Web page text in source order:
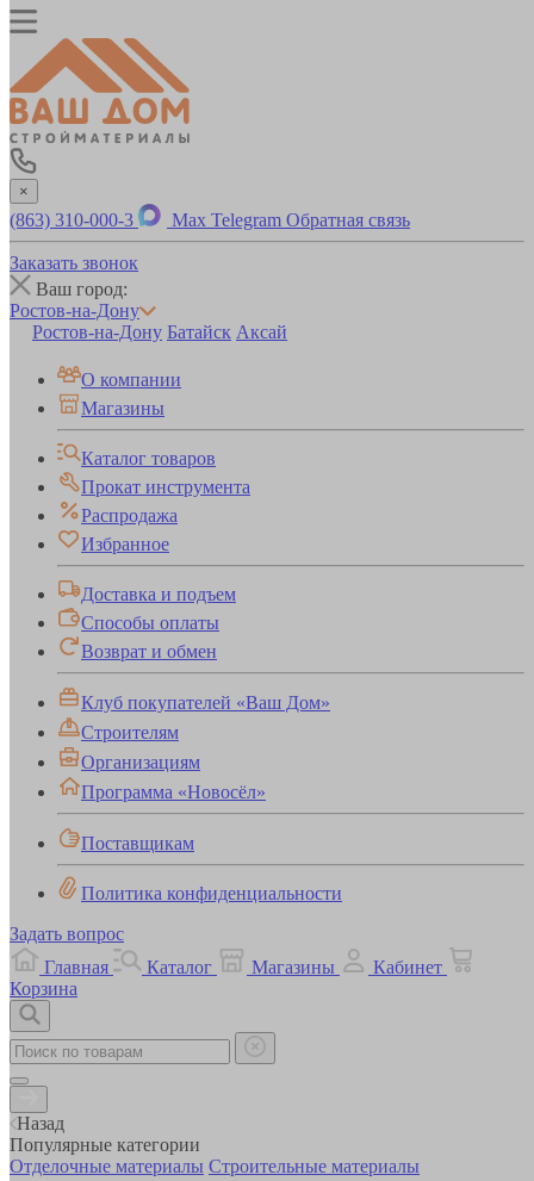
×
(863) 310-000-3 Max Telegram Обратная связь
Заказать звонок
Ваш город:
Ростов-на-Дону
Ростов-на-Дону Батайск Аксай
О компании
Магазины
Каталог товаров
Прокат инструмента
Распродажа
Избранное
Доставка и подъем
Способы оплаты
Возврат и обмен
Клуб покупателей «Ваш Дом»
Строителям
Организациям
Программа «Новосёл»
Поставщикам
Политика конфиденциальности
Задать вопрос
Главная
Каталог Магазины
Кабинет
Корзина
Назад
Популярные категории
Отделочные материалы Строительные материалы